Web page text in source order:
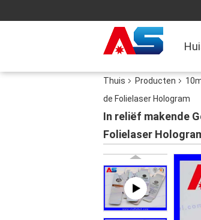
Thuis Producten
de Folielaser Hologram
In reliëf makende
Folielaser